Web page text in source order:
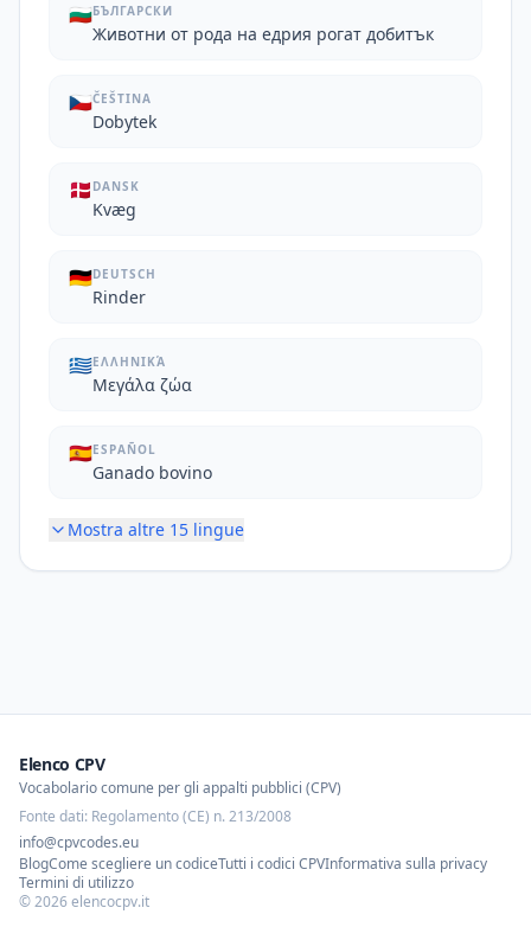
🇧🇬БЪЛГАРСКИ
Животни от рода на едрия рогат добитък
🇨🇿ČEŠTINA
Dobytek
🇩🇰 DANSK
Kvæg
🇩🇪DEUTSCH
Rinder
🇬🇷ΕΛΛΗΝΙΚΆ
Μεγάλα ζώα
🇪🇸ESPAÑOL
Ganado bovino
Mostra altre 15 lingue
Elenco CPV
Vocabolario comune per gli appalti pubblici (CPV)
Fonte dati: Regolamento (CE) n. 213/2008
info@cpvcodes.eu
BlogCome scegliere un codiceTutti i codici CPVInformativa sulla privacy
Termini di utilizzo
©2026elencocpv.it